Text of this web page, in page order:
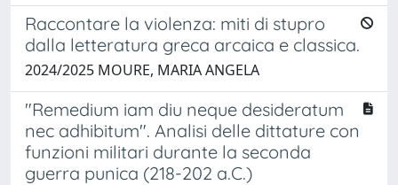
Raccontare la violenza: miti di stupro
dalla letteratura greca arcaica e classica.
2024/2025 MOURE, MARIA ANGELA
"Remedium iam diu neque desideratum
nec adhibitum". Analisi delle dittature con
funzioni militari durante la seconda
guerra punica (218-202 a.C.)